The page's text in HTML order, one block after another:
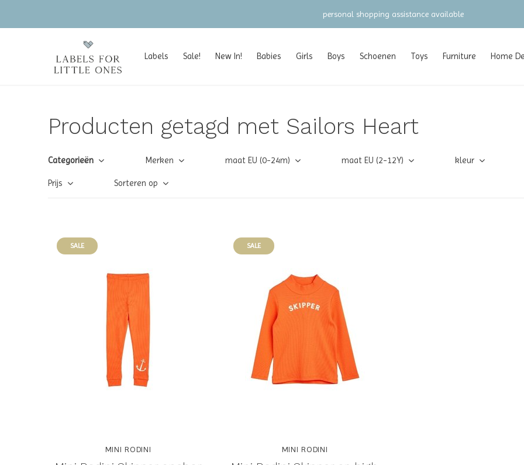
Labels Sale! New In! Babies Girls Boys Schoenen Toys Furniture Home
personal shopping assistance available
Producten getagd met Sailors Heart
Categorieën Merken maat EU (0-24m) maat EU (2-12Y) kleur
Prijs Sorteren op
SALE
MINI RODINI
SALE
MINI RODINI